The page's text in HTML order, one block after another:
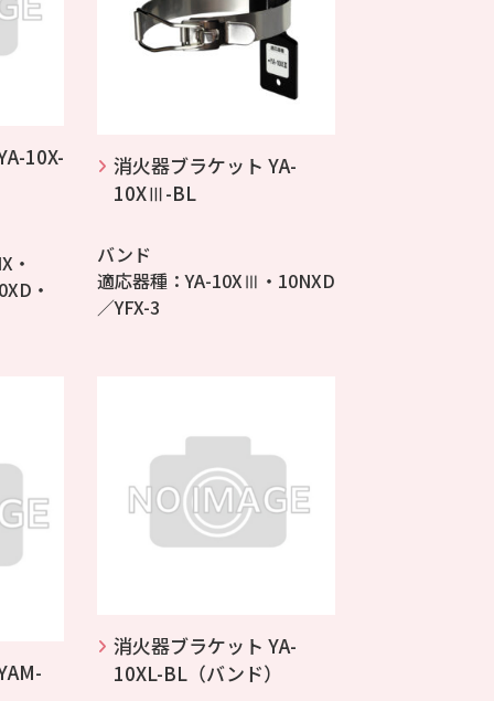
10X-
・
・
消火器ブラケット YA-
10XⅢ-BL
バンド
適応器種：YA-10XⅢ・10NXD
／YFX-3
消火器ブラケット YA-
10XL-BL（バンド）